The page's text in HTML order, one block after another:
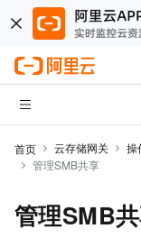
首页 云存储网关 操
管理SMB共享
管理SMB